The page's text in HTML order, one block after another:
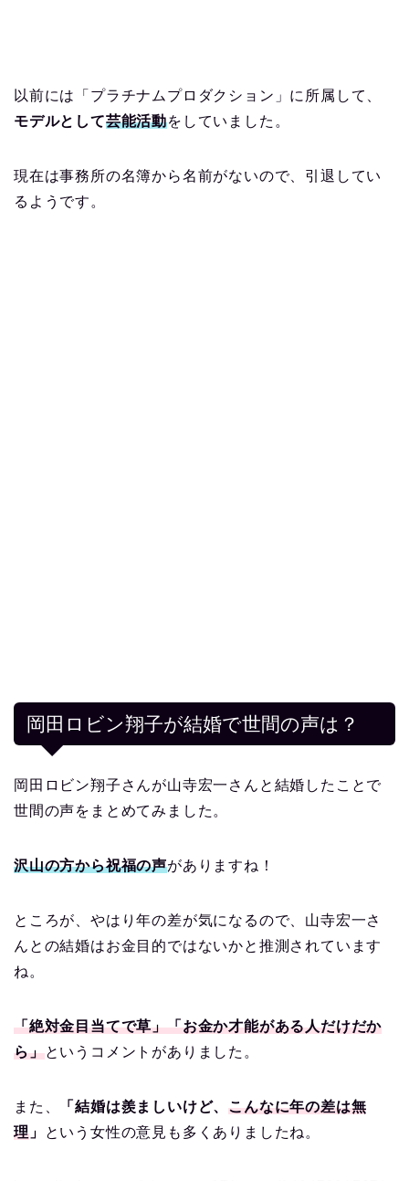
以前には「プラチナムプロダクション」に所属して、
モデルとして芸能活動をしていました。
現在は事務所の名簿から名前がないので、引退してい
るようです。
岡田ロビン翔子が結婚で世間の声は？
岡田ロビン翔子さんが山寺宏一さんと結婚したことで
世間の声をまとめてみました。
沢山の方から祝福の声がありますね！
ところが、やはり年の差が気になるので、山寺宏一さ
んとの結婚はお金目的ではないかと推測されています
ね。
「絶対金目当てで草」「お金か才能がある人だけだか
ら」というコメントがありました。
また、 「結婚は羨ましいけど、こんなに年の差は無
理」 という女性の意見も多くありましたね。